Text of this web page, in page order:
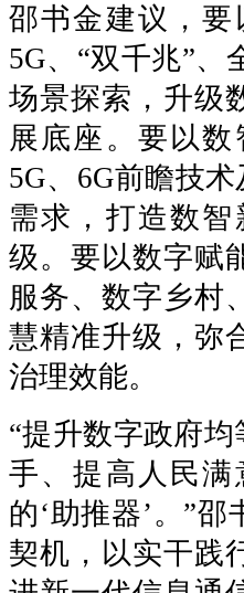
邵书金建议，
5G、“双千兆”、
场景探索，升级
展底座。要以
5G、6G前瞻技
需求，打造数
级。要以数字赋
服务、数字乡村
慧精准升级，弥
治理效能。
“提升数字政府
手、提高人民
的‘助推器’。”
契机，以实干践